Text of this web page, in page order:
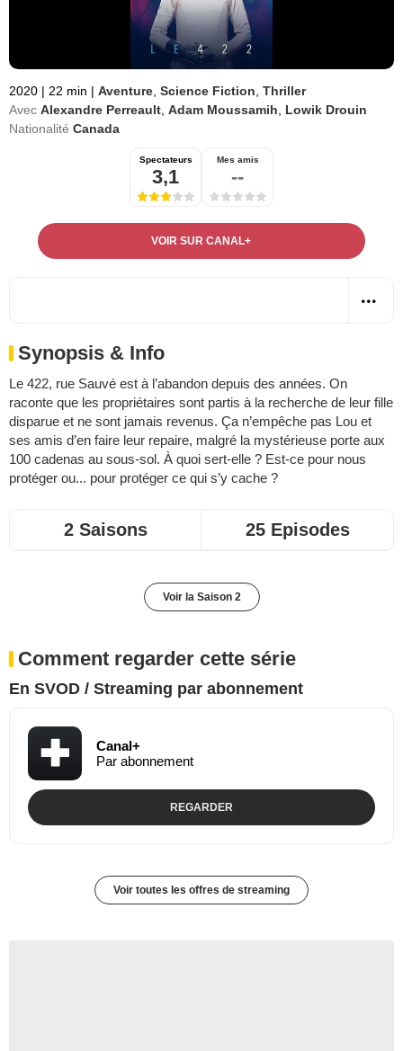
2020 | 22 min | Aventure Science Fiction Thriller
Avec Alexandre Perreault Adam Moussamih
Lowik Drouin
Nationalité Canada
Spectateurs
3,1
Mes amis
--
VOIR SUR CANAL+
Synopsis & Info
Le 422, rue Sauvé est à l’abandon depuis des années. On
raconte que les propriétaires sont partis à la recherche de leur fille
disparue et ne sont jamais revenus. Ça n’empêche pas Lou et
ses amis d’en faire leur repaire, malgré la mystérieuse porte aux
100 cadenas au sous-sol. À quoi sert-elle ? Est-ce pour nous
protéger ou... pour protéger ce qui s’y cache ?
2 Saisons 25 Episodes
Voir la Saison 2
Comment regarder cette série
En SVOD / Streaming par abonnement
Canal+
Par abonnement
REGARDER
Voir toutes les offres de streaming